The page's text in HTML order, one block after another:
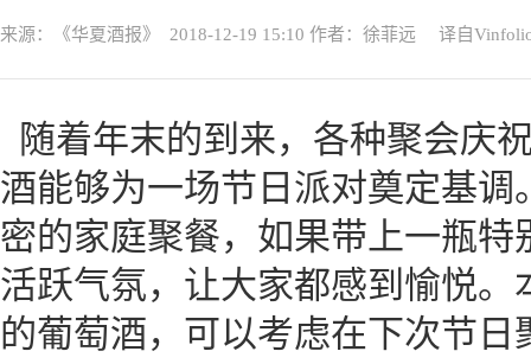
来源：《华夏酒报》 2018-12-19 15:10 作者：徐菲远 译自
随着年末的到来，各种聚会庆
酒能够为一场节日派对奠定基
密的家庭聚餐，如果带上一瓶
活跃气氛，让大家都感到愉悦
的葡萄酒，可以考虑在下次节日